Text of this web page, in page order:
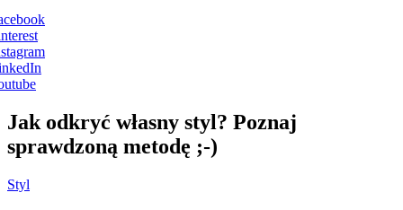
Jak odkryć własny styl? Poznaj
sprawdzoną metodę ;-)
Styl